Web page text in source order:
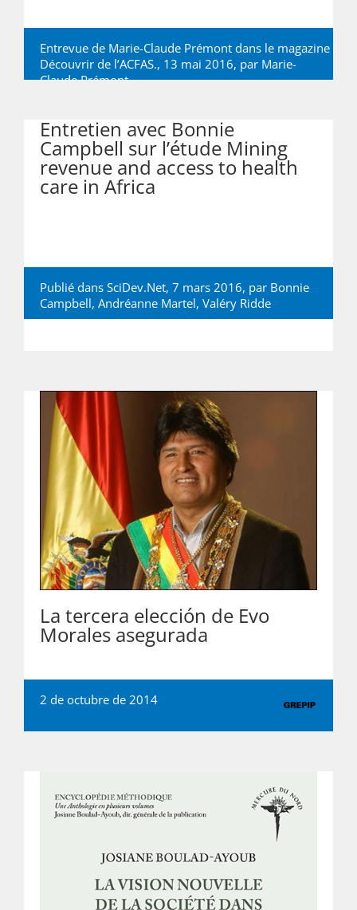
Entrevue de Marie-Claude Prémont dans le magazine
Découvrir de l’ACFAS., 13 mai 2016, par Marie-
Claude Prémont
Entretien avec Bonnie
Campbell sur l’étude Mining
revenue and access to health
care in Africa
Publié dans SciDev.Net, 7 mars 2016, par Bonnie
Campbell, Andréanne Martel, Valéry Ridde
La tercera elección de Evo
Morales asegurada
2 de octubre de 2014